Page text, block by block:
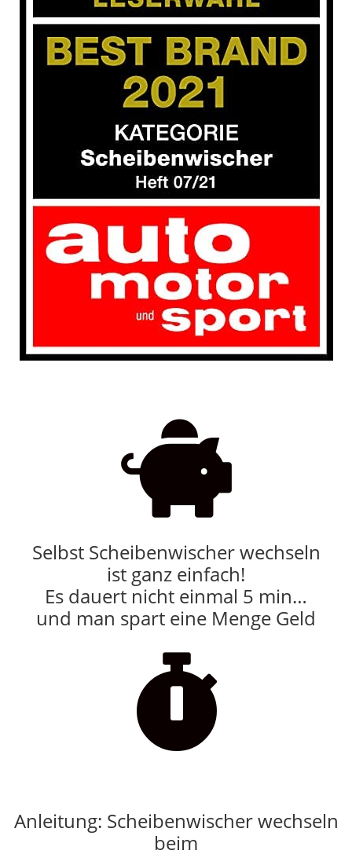

Selbst Scheibenwischer wechseln
ist ganz einfach!
Es dauert nicht einmal 5 min…
und man spart eine Menge Geld

Anleitung: Scheibenwischer wechseln
beim